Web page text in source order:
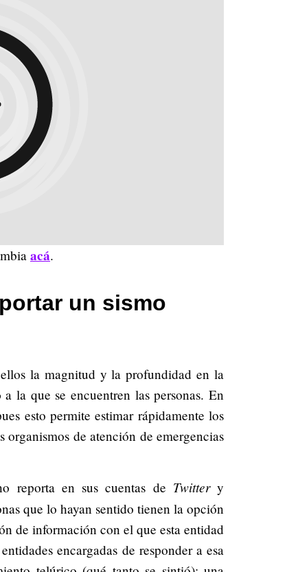
acá.
un sismo
la magnitud y la profundidad en la
la que se encuentren las personas. En
esto permite estimar rápidamente los
de atención de emergencias
reporta en sus cuentas de Twittery
que lo hayan sentido tienen la opción
de información con el que esta entidad
encargadas de responder a esa